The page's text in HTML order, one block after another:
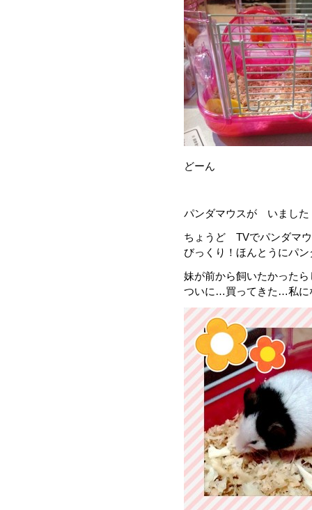
どーん
パンダマウスが いました
ちょうど TVでパンダマ
びっくり！ほんとうにパ
妹が前から飼いたかったら
ついに…買ってきた…私